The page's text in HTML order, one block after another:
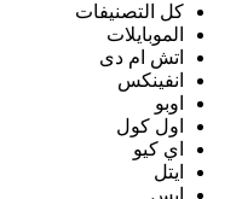
كل التصنيفات
الموبايلات
اتش ام دى
انفينكس
اوبو
اول كول
اي كيو
ايتل